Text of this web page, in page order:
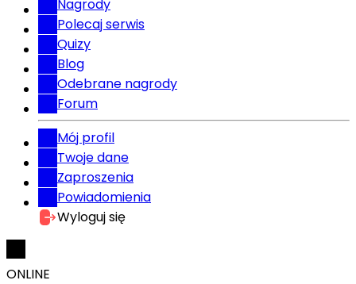
Nagrody
Polecaj serwis
Quizy
Blog
Odebrane nagrody
Forum
Mój profil
Twoje dane
Zaproszenia
Powiadomienia
Wyloguj się
ONLINE